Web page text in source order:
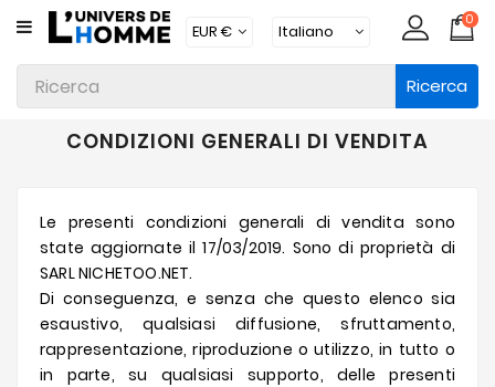
CATEGORIA
Intimo
Abbigliamento
Loungewear
Accessori
Lotti
0
Ricerca
CONDIZIONI GENERALI DI VENDITA
Le presenti condizioni generali di vendita sono
state aggiornate il 17/03/2019. Sono di proprietà di
SARL NICHETOO.NET.
Di conseguenza, e senza che questo elenco sia
esaustivo, qualsiasi diffusione, sfruttamento,
rappresentazione, riproduzione o utilizzo, in tutto o
in parte, su qualsiasi supporto, delle presenti